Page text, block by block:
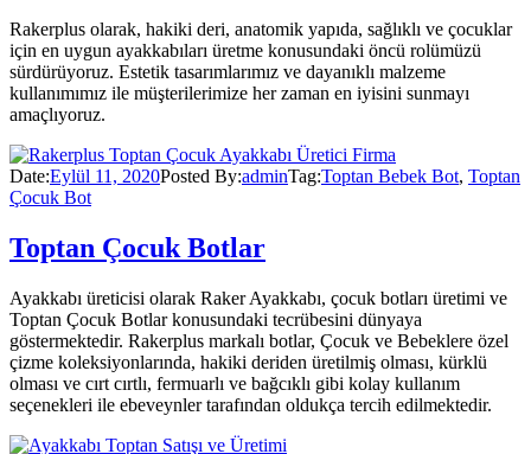
Rakerplus olarak, hakiki deri, anatomik yapıda, sağlıklı ve çocuklar
için en uygun ayakkabıları üretme konusundaki öncü rolümüzü
sürdürüyoruz. Estetik tasarımlarımız ve dayanıklı malzeme
kullanımımız ile müşterilerimize her zaman en iyisini sunmayı
amaçlıyoruz.
Date:Eylül 11, 2020Posted By:adminTag:Toptan Bebek Bot, Toptan
Çocuk Bot
Toptan Çocuk Botlar
Ayakkabı üreticisi olarak Raker Ayakkabı, çocuk botları üretimi ve
Toptan Çocuk Botlar konusundaki tecrübesini dünyaya
göstermektedir. Rakerplus markalı botlar, Çocuk ve Bebeklere özel
çizme koleksiyonlarında, hakiki deriden üretilmiş olması, kürklü
olması ve cırt cırtlı, fermuarlı ve bağcıklı gibi kolay kullanım
seçenekleri ile ebeveynler tarafından oldukça tercih edilmektedir.